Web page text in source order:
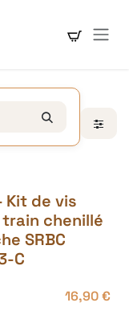
Kit de vis
chenillé
SRBC
C
16,90€